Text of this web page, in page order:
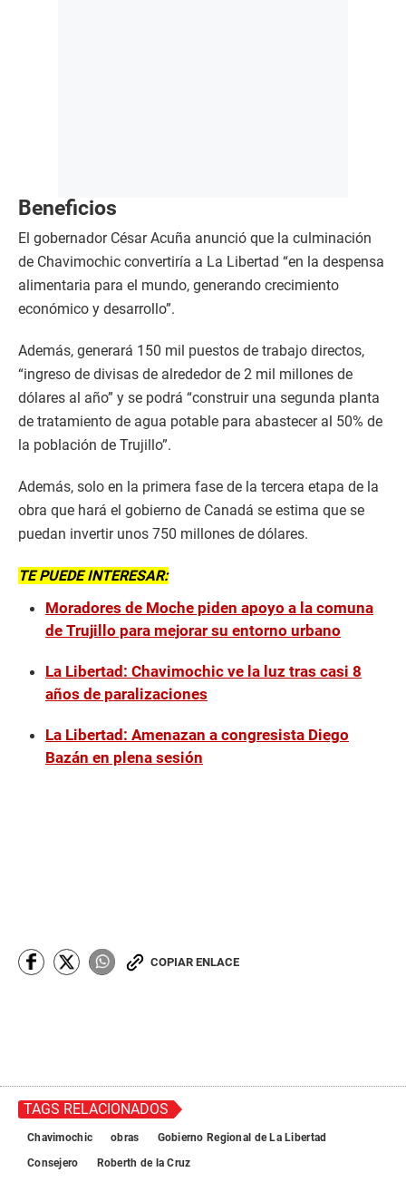
Beneficios
El gobernador César Acuña anunció que la culminación
de Chavimochic convertiría a La Libertad “en la despensa
alimentaria para el mundo, generando crecimiento
económico y desarrollo”.
Además, generará 150 mil puestos de trabajo directos,
“ingreso de divisas de alrededor de 2 mil millones de
dólares al año” y se podrá “construir una segunda planta
de tratamiento de agua potable para abastecer al 50% de
la población de Trujillo”.
Además, solo en la primera fase de la tercera etapa de la
obra que hará el gobierno de Canadá se estima que se
puedan invertir unos 750 millones de dólares.
TE PUEDE INTERESAR:
Moradores de Moche piden apoyo a la comuna
de Trujillo para mejorar su entorno urbano
La Libertad: Chavimochic ve la luz tras casi 8
años de paralizaciones
La Libertad: Amenazan a congresista Diego
Bazán en plena sesión
COPIAR ENLACE
TAGS RELACIONADOS
Chavimochic obras
Gobierno Regional de La Libertad
Consejero
Roberth de la Cruz